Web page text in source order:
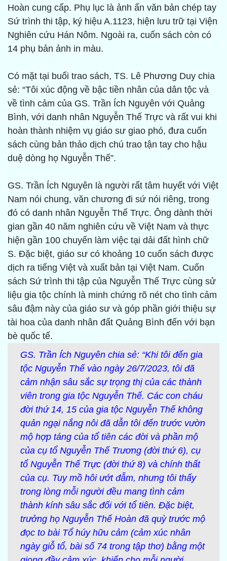
Hoàn cung cấp. Phụ lục là ảnh ấn văn bản chép tay
Sứ trình thi tập, ký hiệu A.1123, hiện lưu trữ tại Viện
Nghiên cứu Hán Nôm. Ngoài ra, cuốn sách còn có
14 phụ bản ảnh in màu.
Có mặt tại buổi trao sách, TS. Lê Phương Duy chia
sẻ: “Tôi xúc động về bậc tiền nhân của dân tộc và
về tình cảm của GS. Trần Ích Nguyên với Quảng
Bình, với danh nhân Nguyễn Thế Trực và rất vui khi
hoàn thành nhiệm vụ giáo sư giao phó, đưa cuốn
sách cùng bản thảo dịch chú trao tận tay cho hậu
duệ dòng họ Nguyễn Thế”.
GS. Trần Ích Nguyên là người rất tâm huyết với Việt
Nam nói chung, văn chương đi sứ nói riêng, trong
đó có danh nhân Nguyễn Thế Trực. Ông dành thời
gian gần 40 năm nghiên cứu về Việt Nam và thực
hiện gần 100 chuyến làm việc tại dải đất hình chữ
S. Đặc biệt, giáo sư có khoảng 10 cuốn sách được
dịch ra tiếng Việt và xuất bản tại Việt Nam. Cuốn
sách Sứ trình thi tập của Nguyễn Thế Trực cùng sử
liệu gia tộc chính là minh chứng rõ nét cho tình cảm
sâu đậm này của giáo sư và góp phần giới thiệu sự
tài hoa của danh nhân đất Quảng Bình đến với bạn
bè quốc tế.
GS. Trần Ích Nguyên chia sẻ: “Khi tôi đến gia
tộc Nguyễn Thế vào ngày 26/7/2023, tôi đã
cảm nhận sâu sắc sự trọng thị của các thành
viên trong gia tộc Nguyễn Thế. Các con cháu
đời thứ 14, 15 của gia tộc Nguyễn Thế không
quản ngại nắng nôi đã dẫn tôi đến trước vườn
mộ hợp táng của tổ tiên các đời và phần mộ
của cụ tổ Nguyễn Thế Trương (đời thứ 6), cụ
tổ Nguyễn Thế Trực (đời thứ 8) và chính thất
của cụ. Tuy mồ hôi ướt đẫm, nhưng tôi thấy
trong lòng mỗi người đều mang tình cảm
thành kính sâu sắc đối với tổ tiên. Đặc biệt,
trưởng họ Nguyễn Thế Hoàn đã quỳ trước mộ
đọc to bài Tổ húy hữu cảm (cảm xúc nhân
ngày giỗ tổ, bài số 74 trong tập thơ) bằng một